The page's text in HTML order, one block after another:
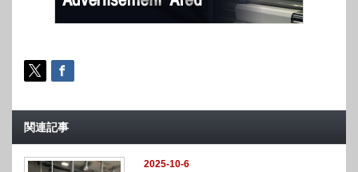
関連記事
2025-10-6